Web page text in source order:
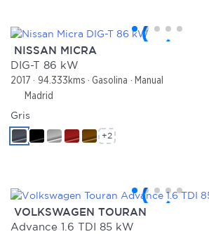
NISSAN MICRA
DIG-T 86 kW
2017 94.333kms Gasolina
Manual
Madrid
Gris
+2
VOLKSWAGEN TOURAN
Advance 1.6 TDI 85 kW